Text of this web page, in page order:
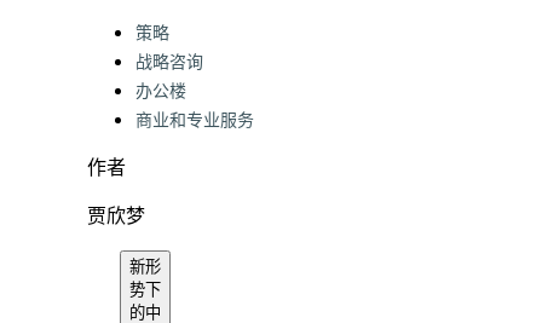
Categories:
策略
战略咨询
办公楼
商业和专业服务
作者
贾欣梦
新形
势下
的中